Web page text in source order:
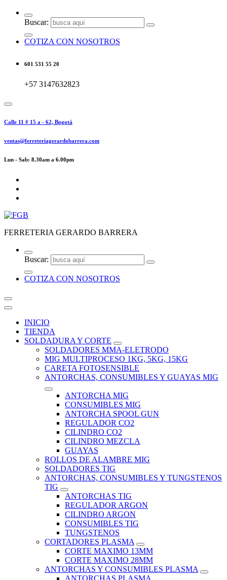
Buscar:
COTIZA CON NOSOTROS
601 531 55 20
+57 3147632823
Calle 11 # 15 a - 62, Bogotá
ventas@ferreteriagerardobarrera.com
Lun - Sab: 8.30am a 6.00pm
FERRETERIA GERARDO BARRERA
Buscar:
COTIZA CON NOSOTROS
INICIO
TIENDA
SOLDADURA Y CORTE
SOLDADORES MMA-ELETRODO
MIG MULTIPROCESO 1KG, 5KG, 15KG
CARETA FOTOSENSIBLE
ANTORCHAS, CONSUMIBLES Y GUAYAS MIG
ANTORCHA MIG
CONSUMIBLES MIG
ANTORCHA SPOOL GUN
REGULADOR CO2
CILINDRO CO2
CILINDRO MEZCLA
GUAYAS
ROLLOS DE ALAMBRE MIG
SOLDADORES TIG
ANTORCHAS, CONSUMIBLES Y TUNGSTENOS
TIG
ANTORCHAS TIG
REGULADOR ARGON
CILINDRO ARGON
CONSUMIBLES TIG
TUNGSTENOS
CORTADORES PLASMA
CORTE MAXIMO 13MM
CORTE MAXIMO 28MM
ANTORCHAS Y CONSUMIBLES PLASMA
ANTORCHAS PLASMA